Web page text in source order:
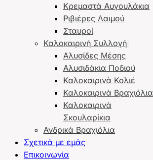
Κρεμαστά Αυγουλάκια
Ριβιέρες Λαιμού
Σταυροί
Καλοκαιρινή Συλλογή
Αλυσίδες Μέσης
Αλυσιδάκια Ποδιού
Καλοκαιρινά Κολιέ
Καλοκαιρινά Βραχιόλια
Καλοκαιρινά
Σκουλαρίκια
Ανδρικά Βραχιόλια
Σχετικά με εμάς
Επικοινωνία